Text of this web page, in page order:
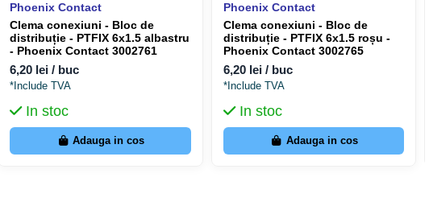
Phoenix Contact
Clema conexiuni - Bloc de
distribuție - PTFIX 6x1.5 albastru
- Phoenix Contact 3002761
6,20 lei / buc
*Include TVA
In stoc
Adauga in cos
Phoenix Contact
Clema conexiuni - Bloc de
distribuție - PTFIX 6x1.5 roșu -
Phoenix Contact 3002765
6,20 lei / buc
*Include TVA
In stoc
Adauga in cos